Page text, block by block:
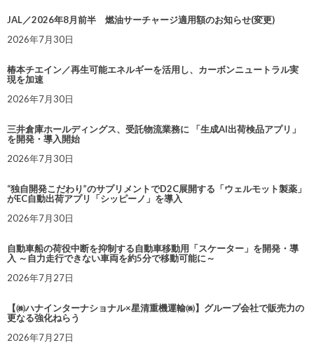
JAL／2026年8月前半 燃油サーチャージ適用額のお知らせ(変更)
2026年7月30日
椿本チエイン／再生可能エネルギーを活用し、カーボンニュートラル実
現を加速
2026年7月30日
三井倉庫ホールディングス、受託物流業務に 「生成AI出荷検品アプリ」
を開発・導入開始
2026年7月30日
“独自開発こだわり”のサプリメントでD2C展開する「ウェルモット製薬」
がEC自動出荷アプリ「シッピーノ」を導入
2026年7月30日
自動車船の荷役中断を抑制する自動車移動用「スケーター」を開発・導
入 ～自力走行できない車両を約5分で移動可能に～
2026年7月27日
【㈱ハナインターナショナル×星清重機運輸㈱】グループ会社で販売力の
更なる強化ねらう
2026年7月27日